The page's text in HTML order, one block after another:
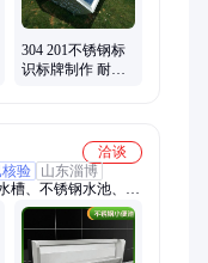
304 201不锈钢标
识标牌制作 耐腐
洽谈
核验
山东淄博
槽、不锈钢水池、不
作台